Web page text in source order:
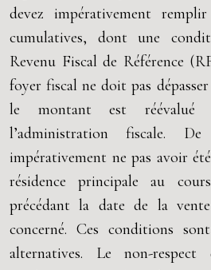
devez impérativement
cumulatives, dont une
Revenu Fiscal de Référence
foyer fiscal ne doit pas
le montant est réévalué
l’administration fiscale.
impérativement ne pas avoir
résidence principale au
précédant la date de la
concerné. Ces conditions
alternatives. Le non-